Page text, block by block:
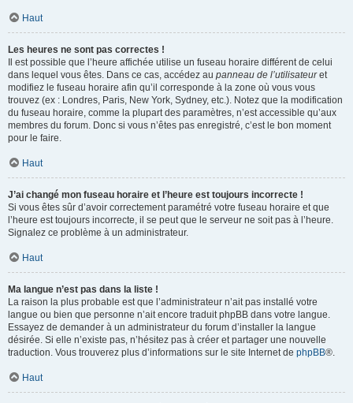
Haut
Les heures ne sont pas correctes !
Il est possible que l’heure affichée utilise un fuseau horaire différent de celui
dans lequel vous êtes. Dans ce cas, accédez au panneau de l’utilisateuret
modifiez le fuseau horaire afin qu’il corresponde à la zone où vous vous
trouvez (ex : Londres, Paris, New York, Sydney, etc.). Notez que la modification
du fuseau horaire, comme la plupart des paramètres, n’est accessible qu’aux
membres du forum. Donc si vous n’êtes pas enregistré, c’est le bon moment
pour le faire.
Haut
J’ai changé mon fuseau horaire et l’heure est toujours incorrecte !
Si vous êtes sûr d’avoir correctement paramétré votre fuseau horaire et que
l’heure est toujours incorrecte, il se peut que le serveur ne soit pas à l’heure.
Signalez ce problème à un administrateur.
Haut
Ma langue n’est pas dans la liste !
La raison la plus probable est que l’administrateur n’ait pas installé votre
langue ou bien que personne n’ait encore traduit phpBB dans votre langue.
Essayez de demander à un administrateur du forum d’installer la langue
désirée. Si elle n’existe pas, n’hésitez pas à créer et partager une nouvelle
traduction. Vous trouverez plus d’informations sur le site Internet de phpBB®.
Haut